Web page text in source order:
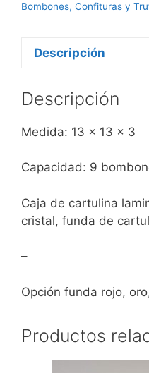
Bombones, Confituras y
Descripción
Descripción
Medida: 13 x 13 x 3
Capacidad: 9
Caja de cartulina
cristal, funda de
–
Opción funda rojo,
Productos